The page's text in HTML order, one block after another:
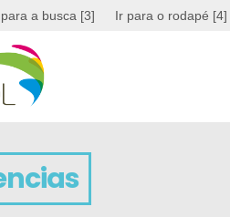
a busca [3] Ir para o rodapé [4]